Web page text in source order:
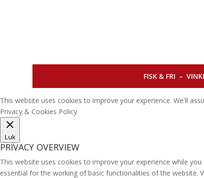
FISK & FRI –
This website uses cookies to improve your experience. We'll
Privacy & Cookies Policy
Luk
PRIVACY OVERVIEW
This website uses cookies to improve your experience while
essential for the working of basic functionalities of the website.